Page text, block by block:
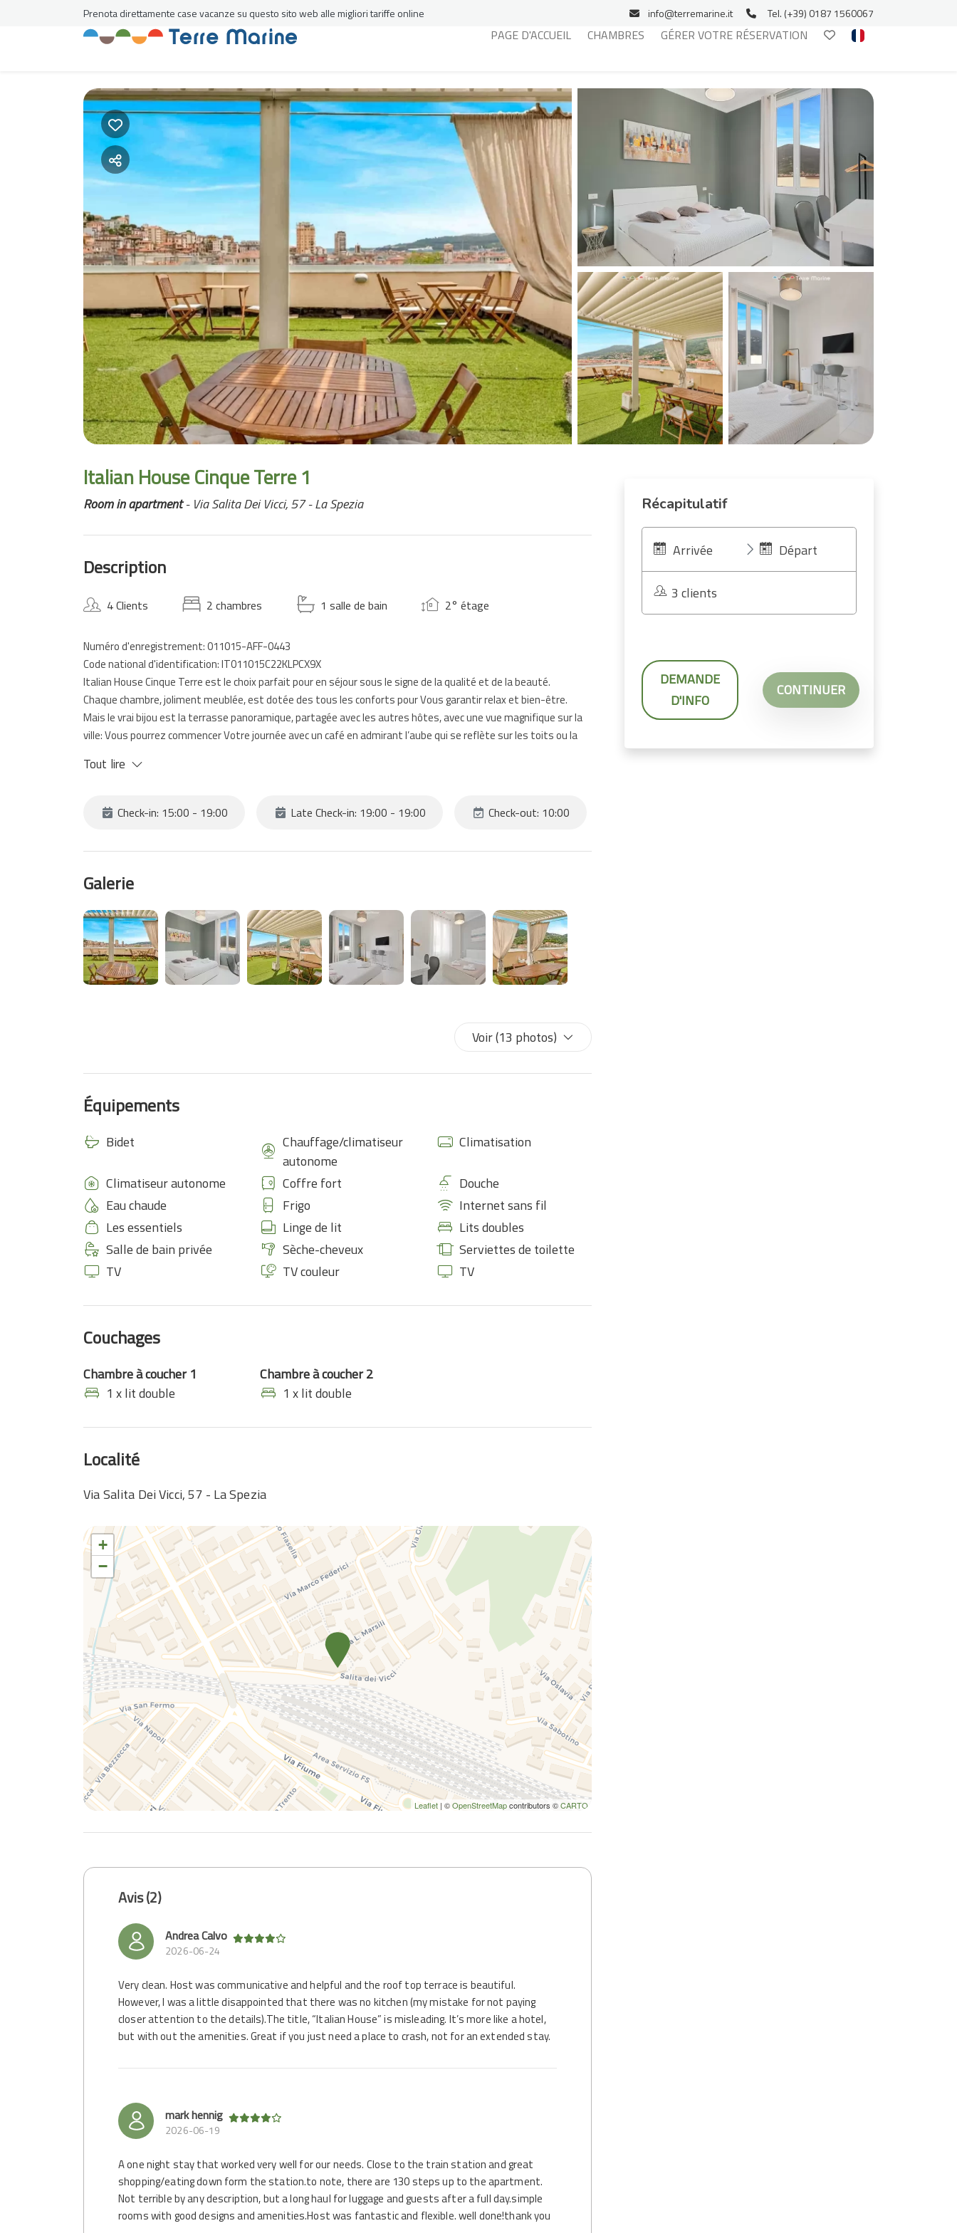
PAGE D'ACCUEIL CHAMBRES GÉRER VOTRE RÉSERVATION
Italian House Cinque Terre 1
Room in apartment- Via Salita Dei Vicci, 57 - La Spezia
Description
4 Clients 2 chambres 1 salle de bain 2° étage
Numéro d'enregistrement: 011015-AFF-0443
Code national d'identification: IT011015C22KLPCX9X
Italian House Cinque Terre est le choix parfait pour en séjour sous le signe de la qualité et de la beauté.
Chaque chambre, joliment meublée, est dotée des tous les conforts pour Vous garantir relax et bien-être.
Mais le vrai bijou est la terrasse panoramique, partagée avec les autres hôtes, avec une vue magnifique sur la
ville: Vous pourrez commencer Votre journée avec un café en admirant l’aube qui se reflète sur les toits ou la
La chambre 1 se compose de deux chambres à coucher, chacune avec lit matrimonial.
Tout lire
Check-in: 15:00 - 19:00 Late Check-in: 19:00 - 19:00 Check-out: 10:00
Galerie
Voir (13 photos)
Équipements
Bidet
Chauffage/climatiseur
autonome
Climatisation
Climatiseur autonome Coffre fort
Douche
Eau chaude
Frigo
Internet sans fil
Les essentiels
Linge de lit
Lits doubles
Salle de bain privée
Sèche-cheveux
Serviettes de toilette
TV
TV couleur TV
Couchages
Chambre à coucher 1
1 x lit double
Chambre à coucher 2
1 x lit double
Localité
Via Salita Dei Vicci, 57 - La Spezia
+
−
Leaflet | ©OpenStreetMapcontributors ©CARTO
Avis (2)
Andrea Calvo
2026-06-24
Very clean. Host was communicative and helpful and the roof top terrace is beautiful.
However, I was a little disappointed that there was no kitchen (my mistake for not paying
closer attention to the details).The title, “Italian House” is misleading. It’s more like a hotel,
but with out the amenities. Great if you just need a place to crash, not for an extended stay.
mark hennig
2026-06-19
A one night stay that worked very well for our needs. Close to the train station and great
shopping/eating down form the station.to note, there are 130 steps up to the apartment.
Not terrible by any description, but a long haul for luggage and guests after a full day.simple
rooms with good designs and amenities.Host was fantastic and flexible. well done!thank you
Récapitulatif
Arrivée Départ
3 clients
DEMANDE
D'INFO
CONTINUER
Prenota direttamente case vacanze su questo sito web alle migliori tariffe online info@terremarine.it Tel. (+39) 0187 1560067